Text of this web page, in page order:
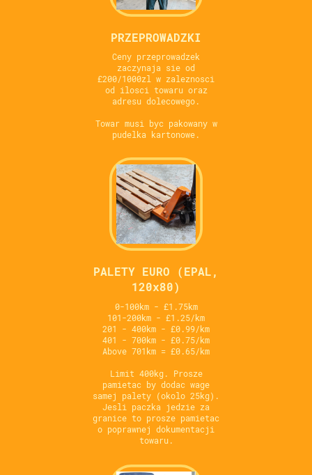
PRZEPROWADZKI
Ceny przeprowadzek
zaczynaja sie od
£200/1000zl w zaleznosci
od ilosci towaru oraz
adresu dolecowego.
Towar musi byc pakowany w
pudelka kartonowe.
PALETY EURO (EPAL,
120x80)
0-100km - £1.75km
101-200km - £1.25/km
201 - 400km - £0.99/km
401 - 700km - £0.75/km
Above 701km = £0.65/km
Limit 400kg. Prosze
pamietac by dodac wage
samej palety (okolo 25kg).
Jesli paczka jedzie za
granice to prosze pamietac
o poprawnej dokumentacji
towaru.